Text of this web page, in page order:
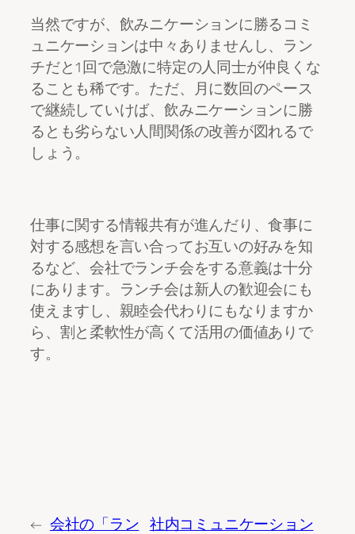
当然ですが、飲みニケーションに勝るコミ
ュニケーションは中々ありませんし、ラン
チだと1回で急激に特定の人同士が仲良くな
ることも稀です。ただ、月に数回のペース
で継続していけば、飲みニケーションに勝
るとも劣らない人間関係の改善が図れるで
しょう。
仕事に関する情報共有が進んだり、食事に
対する感想を言い合ってお互いの好みを知
るなど、会社でランチ会をする意義は十分
にあります。ランチ会は新人の歓迎会にも
使えますし、親睦会代わりにもなりますか
ら、割と柔軟性が高くて活用の価値ありで
す。
← 会社の「ラン 社内コミュニケーション